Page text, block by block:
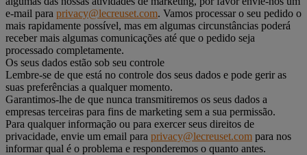
e-mail para privacy@lecreuset.com. Vamos processar o seu pedido o
mais rapidamente possível, mas em algumas circunstâncias poderá
receber mais algumas comunicações até que o pedido seja
processado completamente.
Os seus dados estão sob seu controle
Lembre-se de que está no controle dos seus dados e pode gerir as
suas preferências a qualquer momento.
Garantimos-lhe de que nunca transmitiremos os seus dados a
empresas terceiras para fins de marketing sem a sua permissão.
Para qualquer informação ou para exercer seus direitos de
privacidade, envie um email para privacy@lecreuset.com para nos
informar qual é o problema e responderemos o quanto antes.